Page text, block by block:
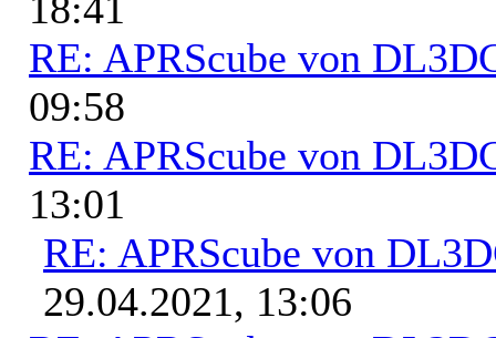
RE: APRScube von
09:58
RE: APRScube von
13:01
RE: APRScube von
29.04.2021, 13:06